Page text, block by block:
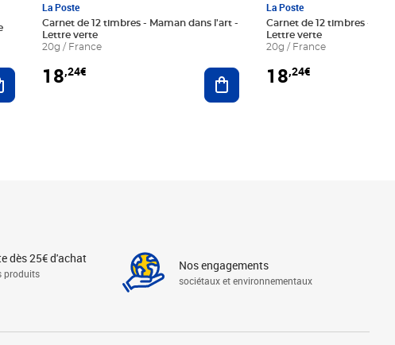
Ajouter au panier
La Poste
Carnet de 12 timbres - Maman dans l'art -
Lettre verte
20g / France
18,24€ Ajouter au panier
La Poste
Carnet de 12 timbres - Le
Lettre verte
20g / France
18,24€
dès 25€ d'achat
produits
Nos engagements
sociétaux et environnementaux